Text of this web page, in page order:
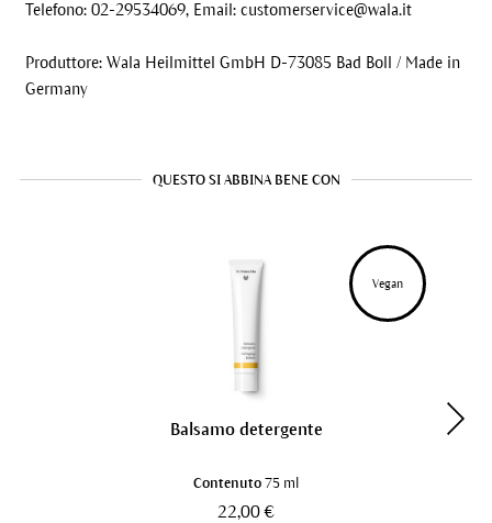
Telefono: 02-29534069, Email: customerservice@wala.it
Produttore: Wala Heilmittel GmbH D-73085 Bad Boll / Made in
Germany
QUESTO SI ABBINA BENE CON
Vegan
Balsamo detergente
Contenuto 75 ml
22,00 €